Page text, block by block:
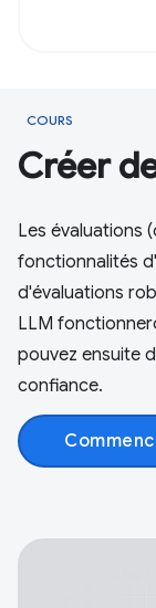
COURS
Créer
Les évaluations
fonctionnalités
d'évaluations
LLM
pouvez ensuite
confiance.